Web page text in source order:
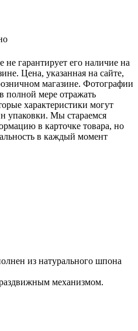
гарантирует его наличие на
Цена, указанная на сайте,
магазине. Фотографии
полной мере отражать
характеристики могут
упаковки. Мы стараемся
в карточке товара, но
в каждый момент
из натурального шпона
механизмом.